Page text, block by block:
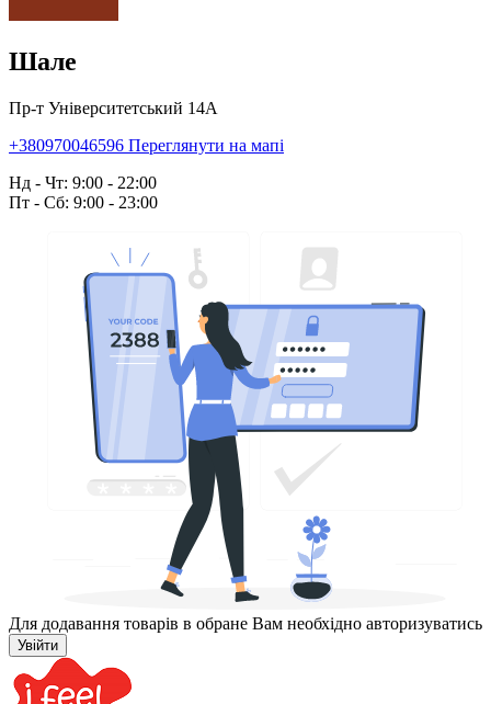
Шале
Пр-т Університетський 14А
+380970046596 Переглянути на мапі
Нд - Чт: 9:00 - 22:00
Пт - Сб: 9:00 - 23:00
Для додавання товарів в обране Вам необхідно авторизуватись
Увійти